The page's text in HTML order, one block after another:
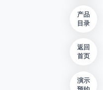
产品
目录
返回
首页
演示